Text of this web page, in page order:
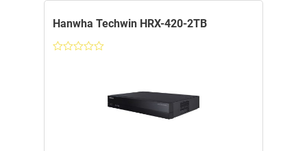
Hanwha Techwin HRX-420-2TB